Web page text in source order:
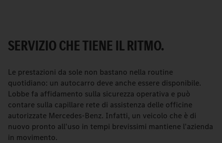
SERVIZIO CHE TIENE IL RITMO.
Le prestazioni da sole non bastano nella routine
quotidiano: un autocarro deve anche essere disponibile.
Lobbe fa affidamento sulla sicurezza operativa e può
contare sulla capillare rete di assistenza delle officine
autorizzate Mercedes-Benz. Infatti, un veicolo che è di
nuovo pronto all'uso in tempi brevissimi mantiene l'azienda
in movimento.